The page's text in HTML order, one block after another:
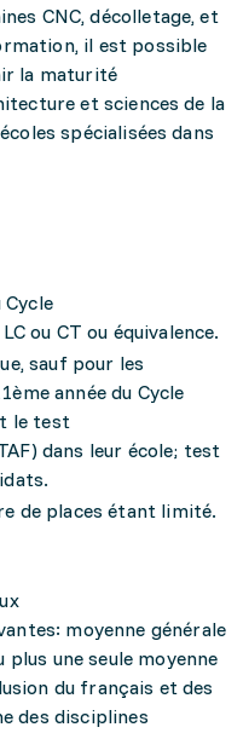
CNC, décolletage, et
il est possible
la maturité
et sciences de la
spécialisées dans
Cycle
ou CT ou équivalence.
sauf pour les
année du Cycle
le test
dans leur école; test
de places étant limité.
moyenne générale
plus une seule moyenne
du français et des
des disciplines